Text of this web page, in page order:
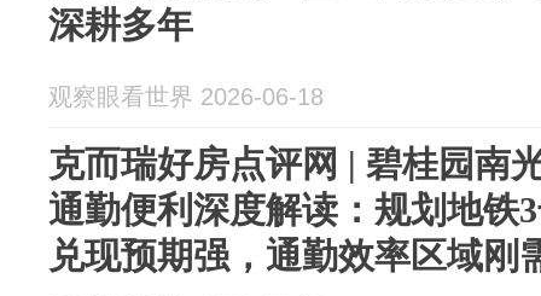
深耕多年
观察眼看世界 2026-06-18
克而瑞好房点评网 | 碧桂园南
通勤便利深度解读：规划地铁
兑现预期强，通勤效率区域刚